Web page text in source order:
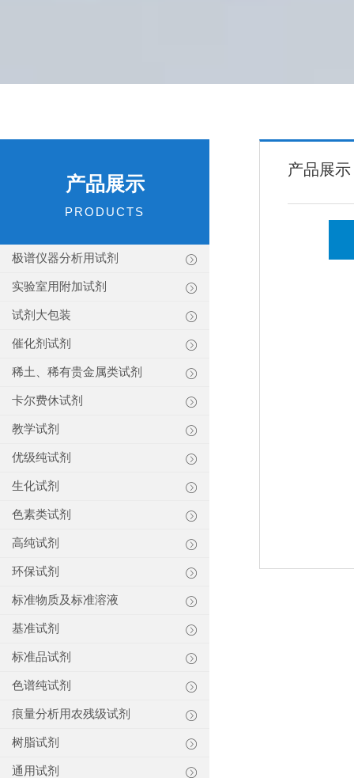
产品展示
PRODUCTS
极谱仪器分析用试剂
实验室用附加试剂
试剂大包装
催化剂试剂
稀土、稀有贵金属类试剂
卡尔费休试剂
教学试剂
优级纯试剂
生化试剂
色素类试剂
高纯试剂
环保试剂
标准物质及标准溶液
基准试剂
标准品试剂
色谱纯试剂
痕量分析用农残级试剂
树脂试剂
通用试剂
产品展示